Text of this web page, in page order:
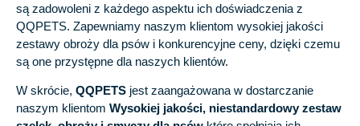
są zadowoleni z każdego aspektu ich doświadczenia z
QQPETS. Zapewniamy naszym klientom wysokiej jakości
zestawy obroży dla psów i konkurencyjne ceny, dzięki czemu
są one przystępne dla naszych klientów.
W skrócie, QQPETS jest zaangażowana w dostarczanie
naszym klientom Wysokiej jakości, niestandardowy zestaw